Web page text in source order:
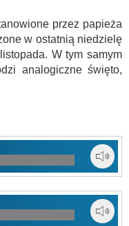
przez papieża
w ostatnią niedzielę
W tym samym
analogiczne święto,